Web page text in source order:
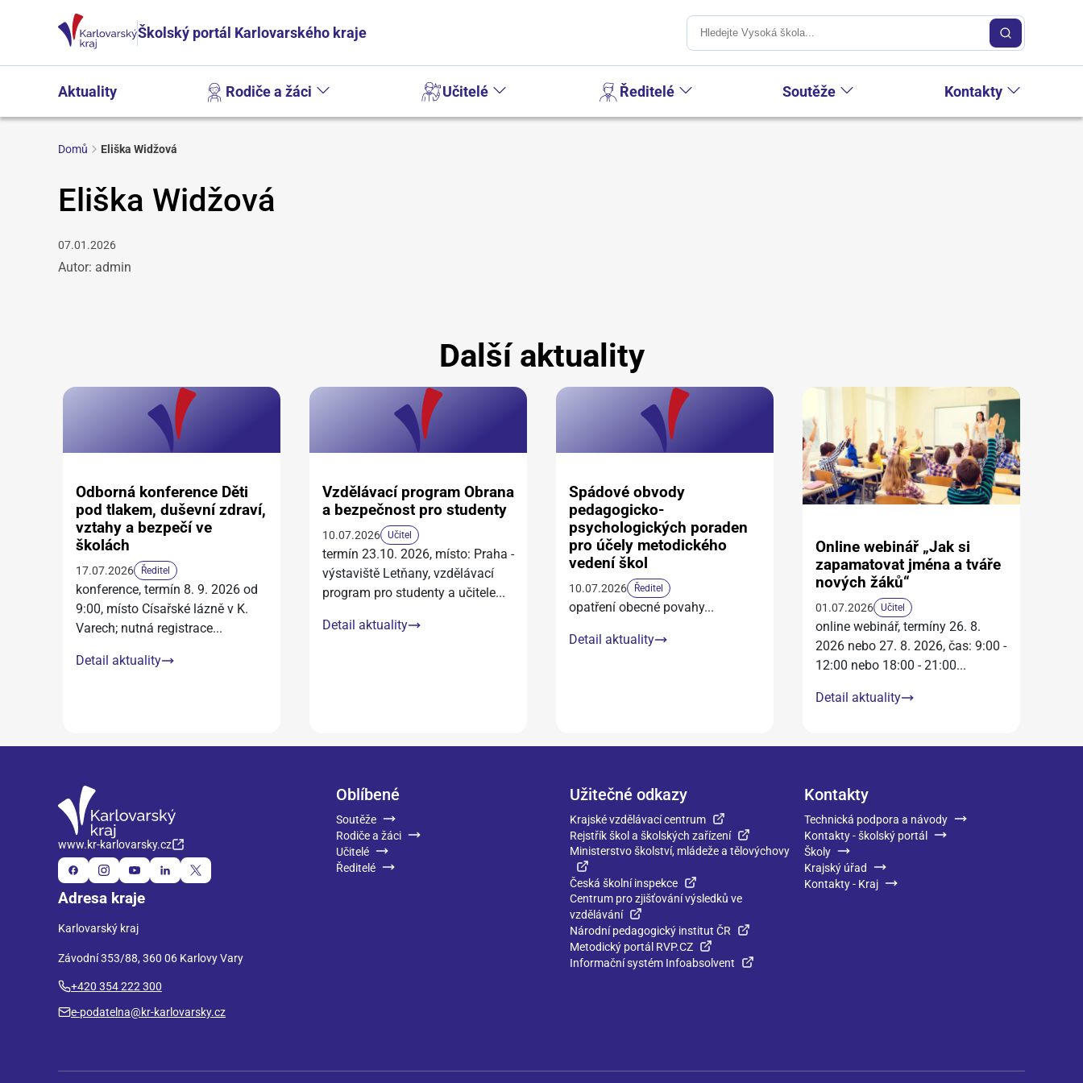
Školský portál Karlovarského kraje
Aktuality Rodiče a žáci Učitelé Ředitelé Soutěže Kontakty
Domů Eliška Widžová
Eliška Widžová
07.01.2026
Autor: admin
Další aktuality
Odborná konference Děti
pod tlakem, duševní zdraví,
vztahy a bezpečí ve
školách
17.07.2026 Ředitel
konference, termín 8. 9. 2026 od
9:00, místo Císařské lázně v K.
Varech; nutná registrace...
Detail aktuality
Vzdělávací program Obrana
a bezpečnost pro studenty
10.07.2026 Učitel
termín 23.10. 2026, místo: Praha -
výstaviště Letňany, vzdělávací
program pro studenty a učitele...
Detail aktuality
Spádové obvody
pedagogicko-
psychologických poraden
pro účely metodického
vedení škol
10.07.2026 Ředitel
opatření obecné povahy...
Detail aktuality
Online webinář „Jak si
zapamatovat jména a tváře
nových žáků“
01.07.2026 Učitel
online webinář, termíny 26. 8.
2026 nebo 27. 8. 2026, čas: 9:00 -
12:00 nebo 18:00 - 21:00...
Detail aktuality
www.kr-karlovarsky.cz
Adresa kraje
Karlovarský kraj
Závodní 353/88, 360 06 Karlovy Vary
+420 354 222 300
e-podatelna@kr-karlovarsky.cz
Oblíbené
Soutěže
Rodiče a žáci
Učitelé
Ředitelé
Užitečné odkazy
Krajské vzdělávací centrum
Rejstřík škol a školských zařízení
Ministerstvo školství, mládeže a tělovýchovy
Česká školní inspekce
Centrum pro zjišťování výsledků ve
vzdělávání
Národní pedagogický institut ČR
Metodický portál RVP.CZ
Informační systém Infoabsolvent
Kontakty
Technická podpora a návody
Kontakty - školský portál
Školy
Krajský úřad
Kontakty - Kraj